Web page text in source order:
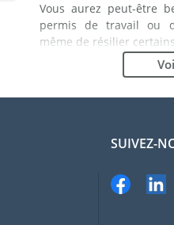
Vous aurez peut-être
permis de travail ou
même de résilier
plusieurs mois.
avez à faire. En
Choisissez le bon
tout projet
démocratique du
SUIVEZ-